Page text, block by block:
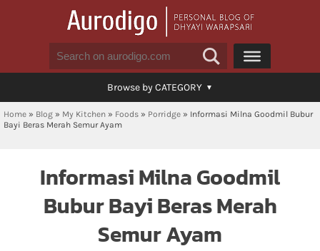
Browse by CATEGORY
Home » Blog » My Kitchen » Foods » Porridge » Informasi Milna Goodmil Bubur
Bayi Beras Merah Semur Ayam
Informasi Milna Goodmil
Bubur Bayi Beras Merah
Semur Ayam